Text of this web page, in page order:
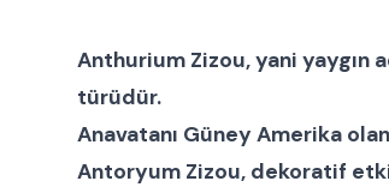
Anthurium Zizou, yani yaygın
türüdür.
Anavatanı Güney Amerika
Antoryum Zizou, dekoratif